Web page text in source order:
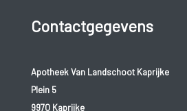
Contactgegevens
Apotheek Van Landschoot Kaprijke
Plein 5
9970 Kaprijke